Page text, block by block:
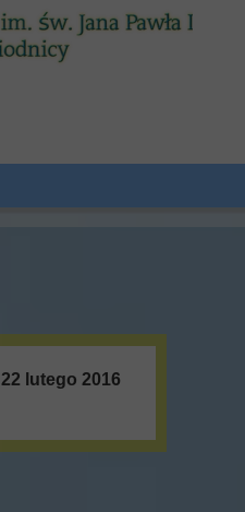
22 lutego 2016